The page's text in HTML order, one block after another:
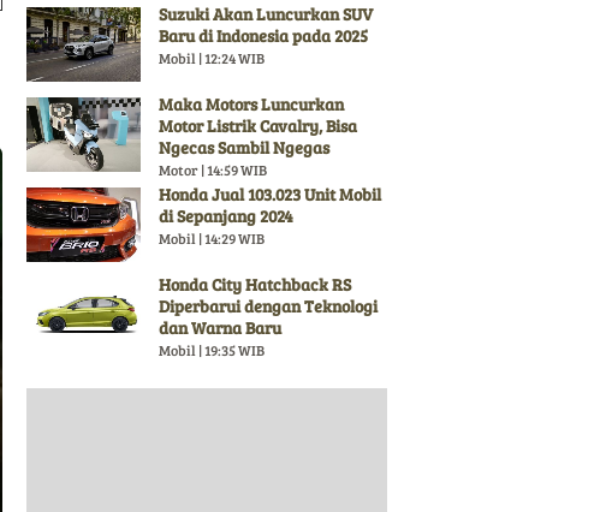
Suzuki Akan Luncurkan SUV
Baru di Indonesia pada 2025
Mobil | 12:24 WIB
Maka Motors Luncurkan
Motor Listrik Cavalry, Bisa
Ngecas Sambil Ngegas
Motor | 14:59 WIB
Honda Jual 103.023 Unit Mobil
di Sepanjang 2024
Mobil | 14:29 WIB
Honda City Hatchback RS
Diperbarui dengan Teknologi
dan Warna Baru
Mobil | 19:35 WIB